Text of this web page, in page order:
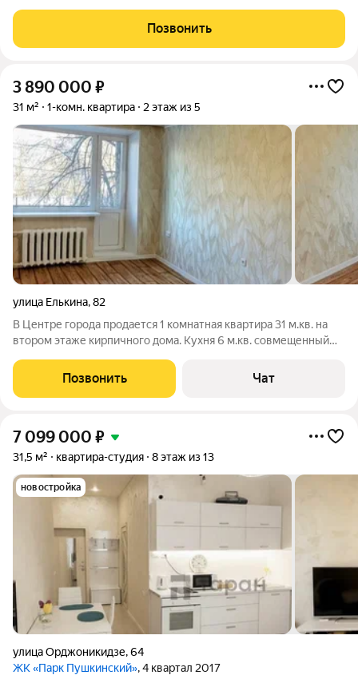
остановки общественного транспорта - удобно для жителей
без авто, до центра без
Позвонить
3 890 000 ₽
31 м² 1-комн. квартира 2 этаж из 5
улица Елькина,82
В Центре города продается 1 комнатная квартира 31 м.кв. на
втором этаже кирпичного дoма. Кухня 6 м.кв. совмещенный
вещей. Школа, гимназия, садик, Ж/Д и автовокзал в шаговой
доступности. Рядом
Позвонить Чат
7 099 000 ₽
31,5 м² квартира-студия 8 этаж из 13
новостройка
улица Орджоникидзе,64
ЖК «Парк Пушкинский», 4 квартал 2017